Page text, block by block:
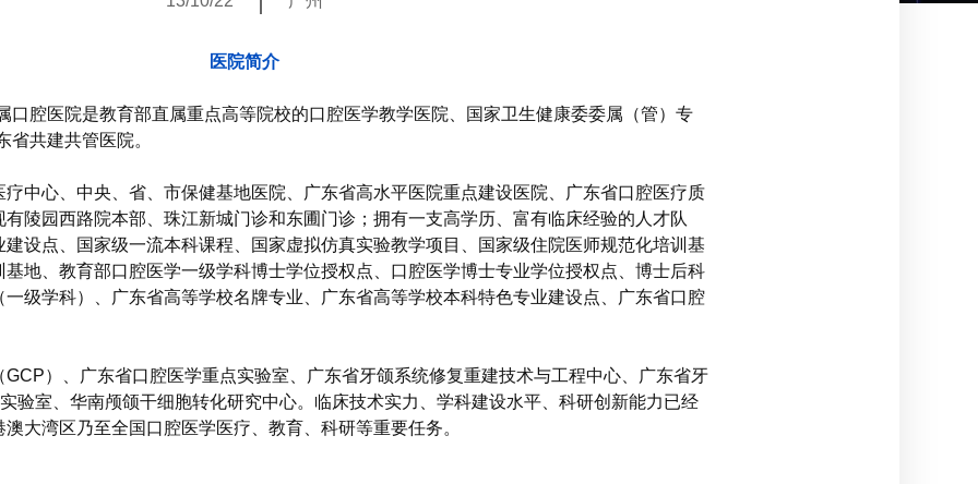
医院简介
口腔医院是教育部直属重点高等院校的口腔医学教学医院、国家卫生健康委委属（管）专
省共建共管医院。
中心、中央、省、市保健基地医院、广东省高水平医院重点建设医院、广东省口腔医疗质
陵园西路院本部、珠江新城门诊和东圃门诊；拥有一支高学历、富有临床经验的人才队
设点、国家级一流本科课程、国家虚拟仿真实验教学项目、国家级住院医师规范化培训基
地、教育部口腔医学一级学科博士学位授权点、口腔医学博士专业学位授权点、博士后科
级学科）、广东省高等学校名牌专业、广东省高等学校本科特色专业建设点、广东省口腔
）、广东省口腔医学重点实验室、广东省牙颌系统修复重建技术与工程中心、广东省牙
验室、华南颅颌干细胞转化研究中心。临床技术实力、学科建设水平、科研创新能力已经
大湾区乃至全国口腔医学医疗、教育、科研等重要任务。